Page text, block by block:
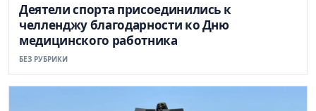
Деятели спорта присоединились к
челленджу благодарности ко Дню
медицинского работника
БЕЗ РУБРИКИ